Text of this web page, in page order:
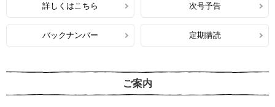
詳しくはこちら 次号予告
バックナンバー 定期購読
ご案内